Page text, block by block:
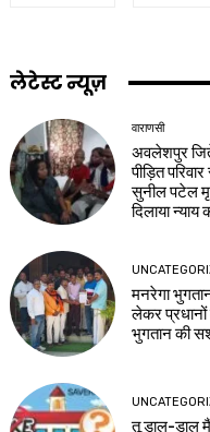
लेटेस्ट न्यूज़
वाराणसी
अवलेशपुर
पीड़ित
सुनील पटेल
दिलाया न्याय
मनरेगा
लेकर
भुगतान की
तू डाल-डाल मैं